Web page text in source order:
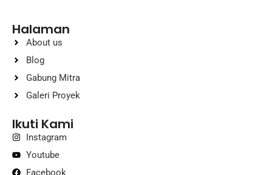
Halaman
About us
Blog
Gabung Mitra
Galeri Proyek
Ikuti Kami
Instagram
Youtube
Facebook